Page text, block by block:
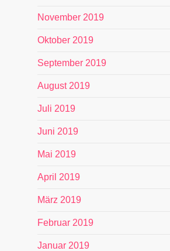
November 2019
Oktober 2019
September 2019
August 2019
Juli 2019
Juni 2019
Mai 2019
April 2019
März 2019
Februar 2019
Januar 2019